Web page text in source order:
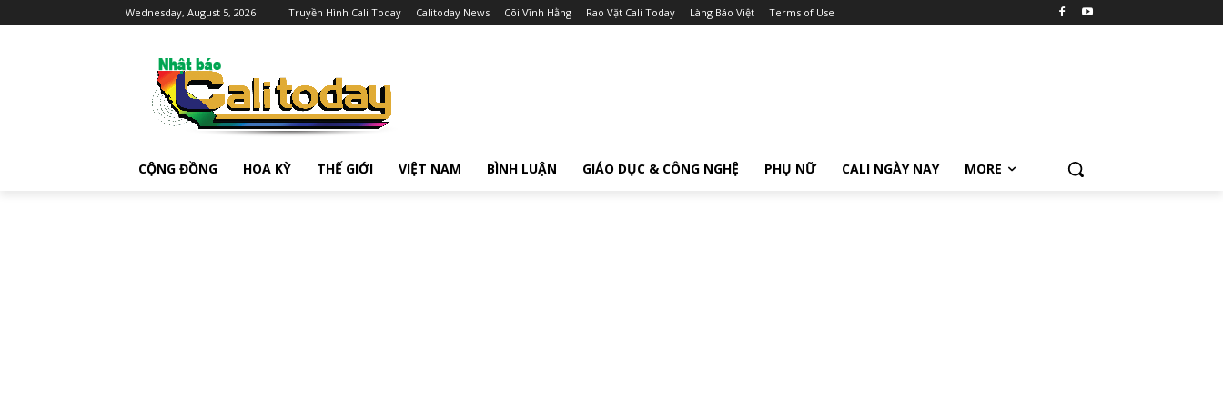
Wednesday, August 5, 2026 Truyền Hình Cali Today Calitoday News Cõi Vĩnh Hằng Rao Vặt Cali Today Làng Báo Việt Terms of Use
CỘNG ĐỒNG HOA KỲ THẾ GIỚI VIỆT NAM BÌNH LUẬN GIÁO DỤC & CÔNG NGHỆ PHỤ NỮ CALI NGÀY NAY MORE